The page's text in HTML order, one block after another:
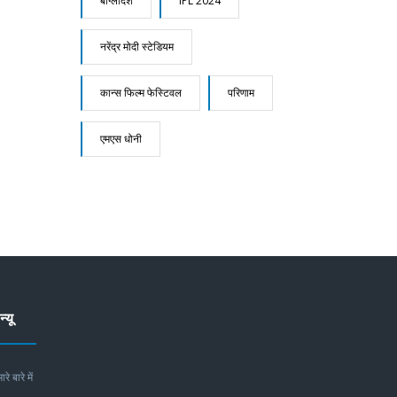
नरेंद्र मोदी स्टेडियम
कान्स फिल्म फेस्टिवल परिणाम
एमएस धोनी
बारे में